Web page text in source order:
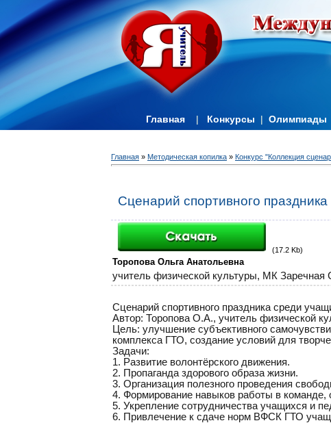
Главная | Конкурсы | Олимпиады
Главная » Методическая копилка » Конкурс "Коллекция
Сценарий спортивного
(17.2 Kb)
Торопова Ольга Анатольевна
учитель физической культуры, МК Заречная
Сценарий спортивного праздника среди
Автор: Торопова О.А., учитель физической
Цель: улучшение субъективного
комплекса ГТО, создание условий для
Задачи:
1. Развитие волонтёрского движения.
2. Пропаганда здорового образа жизни.
3. Организация полезного проведения
4. Формирование навыков работы в
5. Укрепление сотрудничества учащихся и
6. Привлечение к сдаче норм ВФСК ГТО